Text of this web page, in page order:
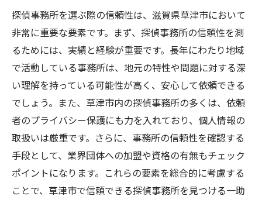
探偵事務所を選ぶ際の信頼性は、滋賀県草津市において
非常に重要な要素です。まず、探偵事務所の信頼性を測
るためには、実績と経験が重要です。長年にわたり地域
で活動している事務所は、地元の特性や問題に対する深
い理解を持っている可能性が高く、安心して依頼できる
でしょう。また、草津市内の探偵事務所の多くは、依頼
者のプライバシー保護にも力を入れており、個人情報の
取扱いは厳重です。さらに、事務所の信頼性を確認する
手段として、業界団体への加盟や資格の有無もチェック
ポイントになります。これらの要素を総合的に考慮する
ことで、草津市で信頼できる探偵事務所を見つける一助